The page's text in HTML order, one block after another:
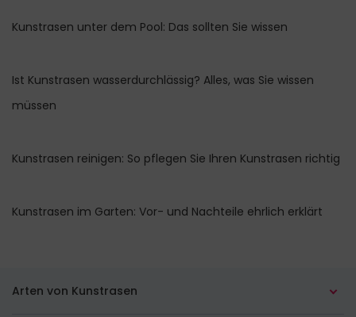
Kunstrasen unter dem Pool: Das sollten Sie wissen
Ist Kunstrasen wasserdurchlässig? Alles, was Sie wissen
müssen
Kunstrasen reinigen: So pflegen Sie Ihren Kunstrasen richtig
Kunstrasen im Garten: Vor- und Nachteile ehrlich erklärt
Arten von Kunstrasen